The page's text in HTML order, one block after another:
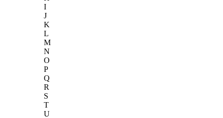
I
J
K
L
M
N
O
P
Q
R
S
T
U